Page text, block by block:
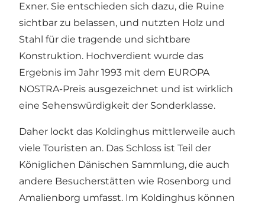
Exner. Sie entschieden sich dazu, die Ruine
sichtbar zu belassen, und nutzten Holz und
Stahl für die tragende und sichtbare
Konstruktion. Hochverdient wurde das
Ergebnis im Jahr 1993 mit dem EUROPA
NOSTRA-Preis ausgezeichnet und ist wirklich
eine Sehenswürdigkeit der Sonderklasse.
Daher lockt das Koldinghus mittlerweile auch
viele Touristen an. Das Schloss ist Teil der
Königlichen Dänischen Sammlung, die auch
andere Besucherstätten wie Rosenborg und
Amalienborg umfasst. Im Koldinghus können